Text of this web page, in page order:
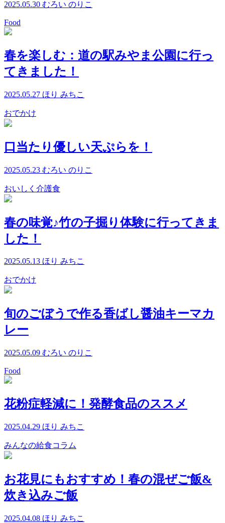
2025.05.30 むろい のりこ
Food
春を楽しむ：道の駅みやま公園に行っ
てきました！
2025.05.27 ほり みちこ
おでかけ
口当たり優しい天ぷらを！
2025.05.23 むろい のりこ
おいしく介護食
春の味覚♪竹の子掘り体験に行ってきま
した！
2025.05.13 ほり みちこ
おでかけ
旬のごぼうで作る香ばし醤油キーマカ
レー
2025.05.09 むろい のりこ
Food
花粉症軽減に！発酵食品のススメ
2025.04.29 ほり みちこ
みんなの給食コラム
お花見にもおすすめ！春の混ぜご飯&
炊き込みご飯
2025.04.08 ほり みちこ